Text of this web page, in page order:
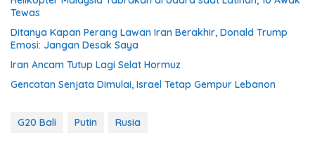
Tewas
Ditanya Kapan Perang Lawan Iran Berakhir, Donald Trump
Emosi: Jangan Desak Saya
Iran Ancam Tutup Lagi Selat Hormuz
Gencatan Senjata Dimulai, Israel Tetap Gempur Lebanon
G20 Bali Putin Rusia